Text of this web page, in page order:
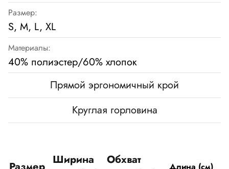
Размер:
S, M, L, XL
Материалы:
40% полиэстер/60% хлопок
Прямой эргономичный крой
Круглая горловина
Ширина
Обхват